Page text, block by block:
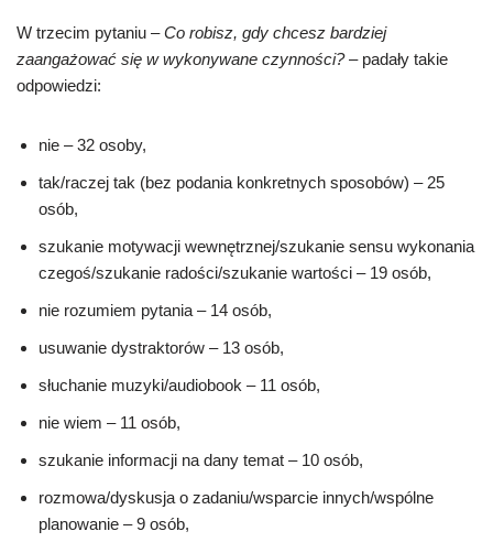
W trzecim pytaniu –Co robisz, gdy chcesz bardziej
zaangażować się w wykonywane czynności?– padały takie
odpowiedzi:
nie – 32 osoby,
tak/raczej tak (bez podania konkretnych sposobów) – 25
osób,
szukanie motywacji wewnętrznej/szukanie sensu wykonania
czegoś/szukanie radości/szukanie wartości – 19 osób,
nie rozumiem pytania – 14 osób,
usuwanie dystraktorów – 13 osób,
słuchanie muzyki/audiobook – 11 osób,
nie wiem – 11 osób,
szukanie informacji na dany temat – 10 osób,
rozmowa/dyskusja o zadaniu/wsparcie innych/wspólne
planowanie – 9 osób,